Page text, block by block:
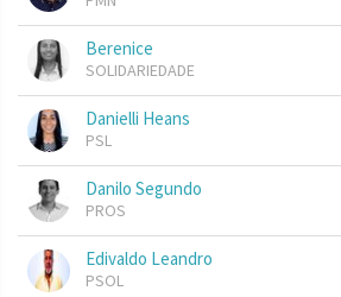
Berenice
SOLIDARIEDADE
Danielli Heans
PSL
Danilo Segundo
PROS
Edivaldo Leandro
PSOL